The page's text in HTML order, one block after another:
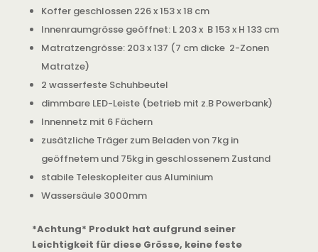
Koffer geschlossen 226 x 153 x 18 cm
Innenraumgrösse geöffnet: L 203 x B 153 x H 133 cm
Matratzengrösse: 203 x 137 (7 cm dicke 2-Zonen
Matratze)
2 wasserfeste Schuhbeutel
dimmbare LED-Leiste (betrieb mit z.B Powerbank)
Innennetz mit 6 Fächern
zusätzliche Träger zum Beladen von 7kg in
geöffnetem und 75kg in geschlossenem Zustand
stabile Teleskopleiter aus Aluminium
Wassersäule 3000mm
*Achtung* Produkt hat aufgrund seiner
Leichtigkeit für diese Grösse, keine feste